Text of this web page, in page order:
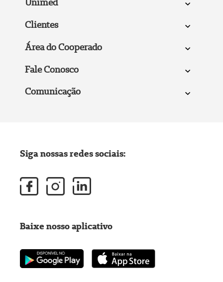
Clientes
Área do Cooperado
Fale Conosco
Comunicação
Siga nossas redes sociais:
Baixe nosso aplicativo